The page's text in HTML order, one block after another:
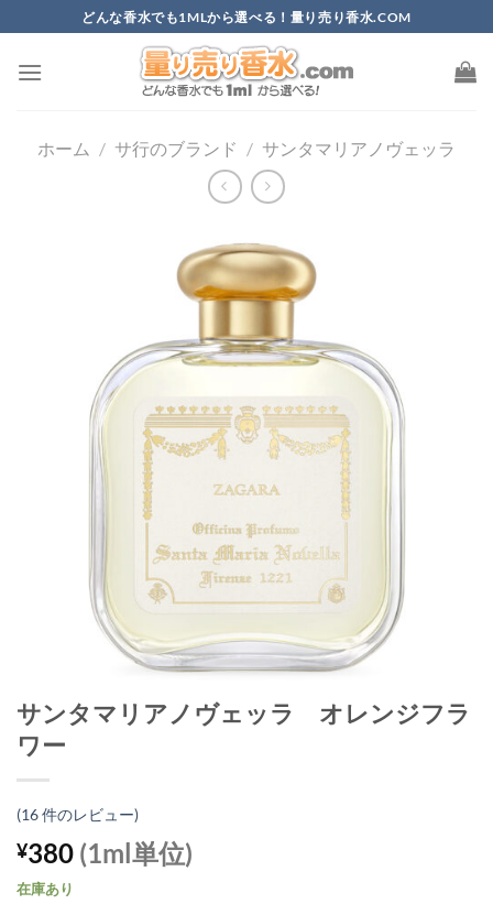
to
content
どんな香水でも1MLから選べる！量り売り香水.COM
ホーム / サ行のブランド / サンタマリアノヴェッラ
サンタマリアノヴェッラ オレンジフラ
ワー
(16件のレビュー)
¥380 (1ml単位)
在庫あり